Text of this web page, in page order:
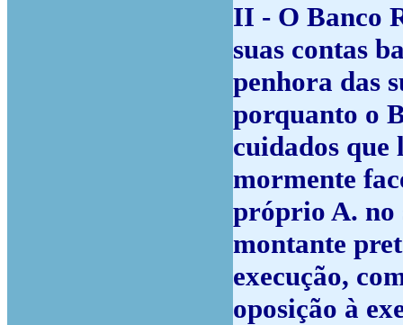
II - O Banco
suas contas
penhora das
porquanto o
cuidados
mormente
próprio A. no
montante
execução,
oposição à